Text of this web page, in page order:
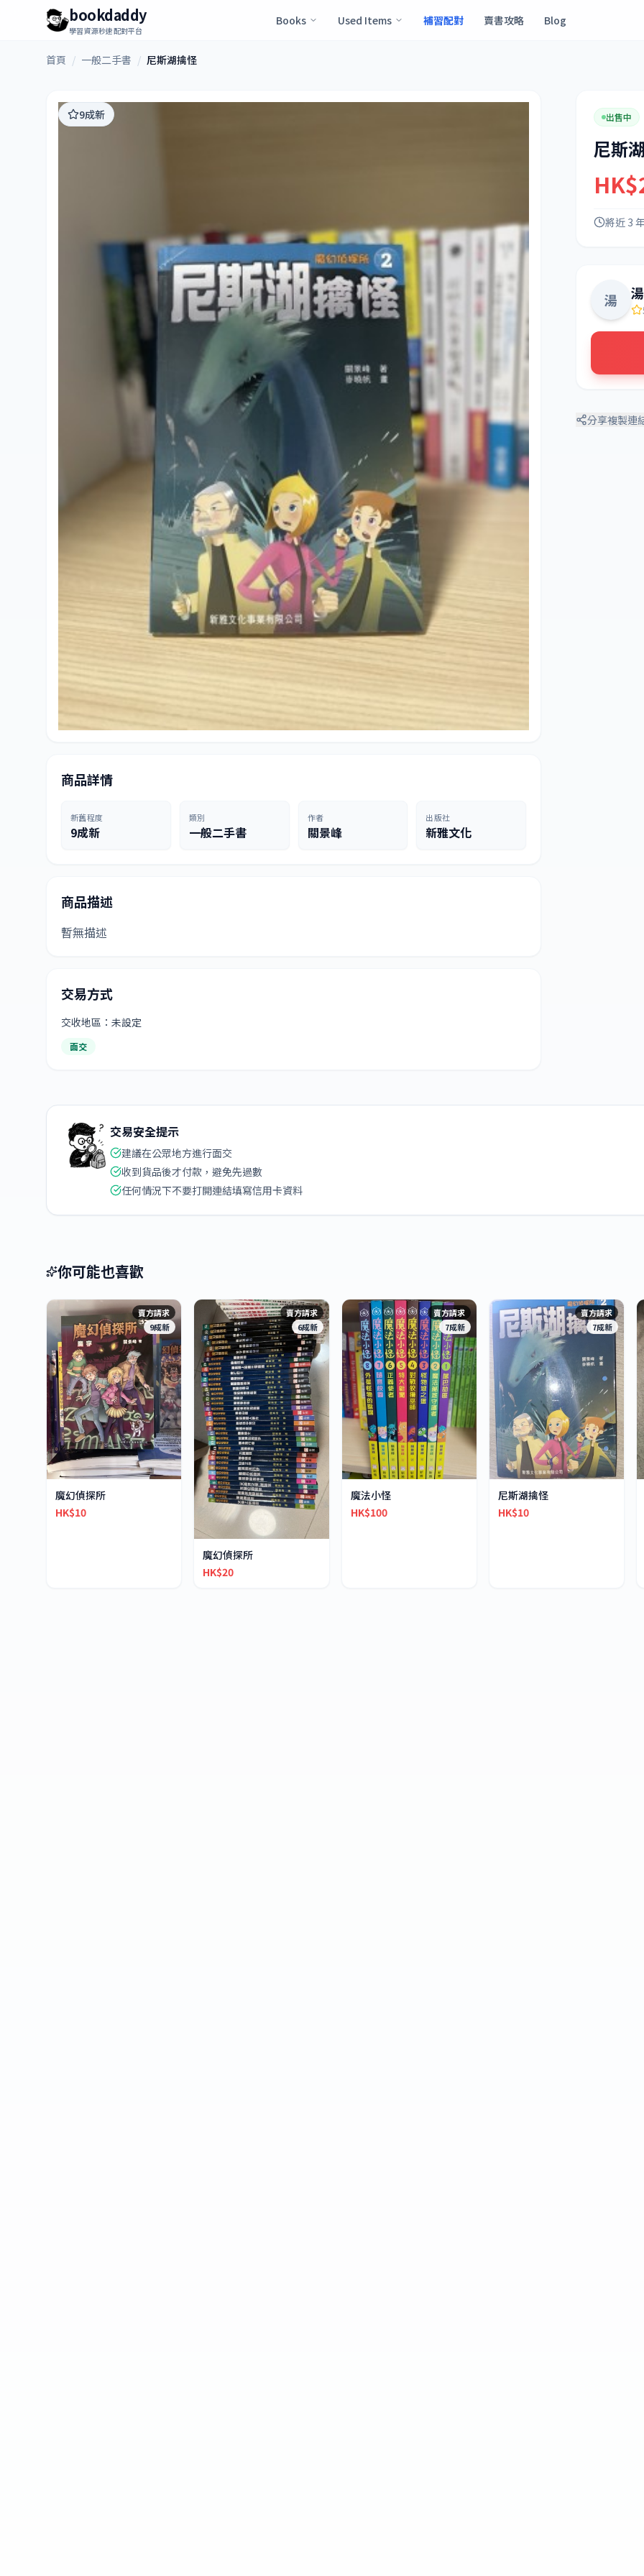
bookdaddy
學習資源秒速配對平台
Books Used Items 補習配對 賣書攻略 Blog
首頁 / 一般二手書 / 尼斯湖擒怪
9成新
商品詳情
新舊程度
9成新
類別
一般二手書
作者
關景峰
出版社
新雅文化
商品描述
暫無描述
交易方式
交收地區：未設定
面交
出售中
尼斯
將近 3
湯
分享複製連
交易安全提示
建議在公眾地方進行面交
收到貨品後才付款，避免先過數
任何情況下不要打開連結填寫信用卡資料
你可能也喜歡
賣方請求
9成新
魔幻偵探所
HK$10
賣方請求
6成新
魔幻偵探所
HK$20
賣方請求
7成新
魔法小怪
HK$100
賣方請求
7成新
尼斯湖擒怪
HK$10